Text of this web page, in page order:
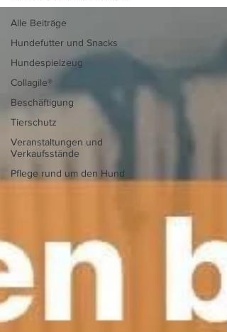
Alle Beiträge
Hundefutter und Snacks
Hundespielzeug
Collagile®
Beschäftigung
Tierschutz
Veranstaltungen und
Verkaufsstände
Pflege rund um den Hund